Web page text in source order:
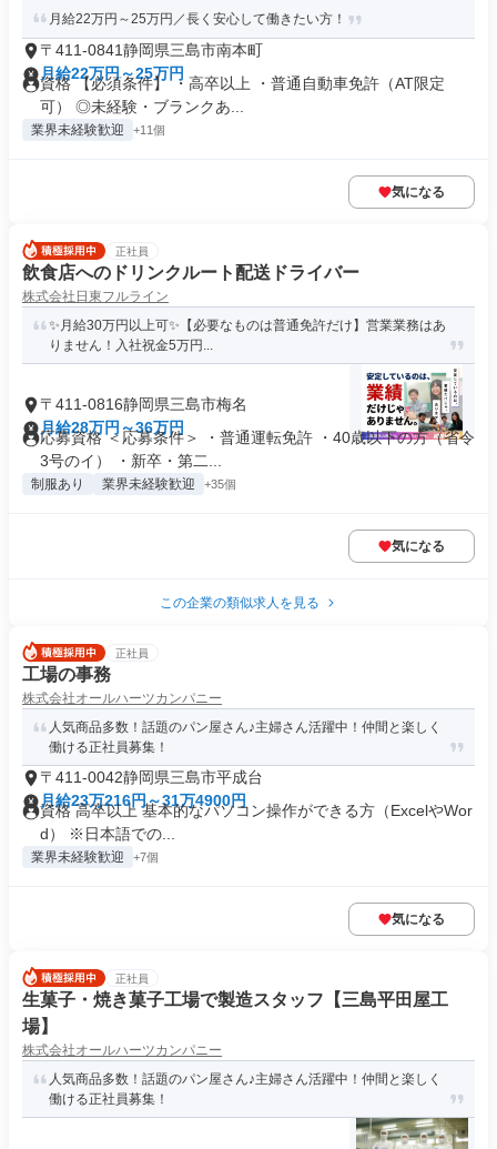
月給22万円～25万円／長く安心して働きたい方！
〒411-0841静岡県三島市南本町
月給22万円～25万円
資格 【必須条件】 ・高卒以上 ・普通自動車免許（AT限定
可） ◎未経験・ブランクあ...
業界未経験歓迎 +11個
気になる
正社員
飲食店へのドリンクルート配送ドライバー
株式会社日東フルライン
✨️月給30万円以上可✨️【必要なものは普通免許だけ】営業業務はあ
りません！入社祝金5万円...
〒411-0816静岡県三島市梅名
月給28万円～36万円
応募資格 ＜応募条件＞ ・普通運転免許 ・40歳以下の方（省令
3号のイ） ・新卒・第二...
制服あり 業界未経験歓迎 +35個
気になる
この企業の類似求人を見る
正社員
工場の事務
株式会社オールハーツカンパニー
人気商品多数！話題のパン屋さん♪主婦さん活躍中！仲間と楽しく
働ける正社員募集！
〒411-0042静岡県三島市平成台
月給23万216円～31万4900円
資格 高卒以上 基本的なパソコン操作ができる方（ExcelやWor
d） ※日本語での...
業界未経験歓迎 +7個
気になる
正社員
生菓子・焼き菓子工場で製造スタッフ【三島平田屋工
場】
株式会社オールハーツカンパニー
人気商品多数！話題のパン屋さん♪主婦さん活躍中！仲間と楽しく
働ける正社員募集！